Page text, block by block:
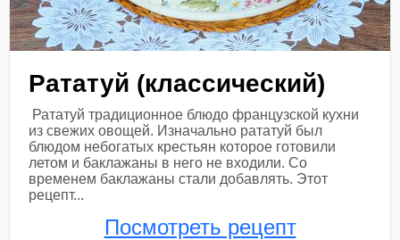
Рататуй (классический)
Рататуй традиционное блюдо французской кухни
из свежих овощей. Изначально рататуй был
блюдом небогатых крестьян которое готовили
летом и баклажаны в него не входили. Со
временем баклажаны стали добавлять. Этот
рецепт...
Посмотреть рецепт